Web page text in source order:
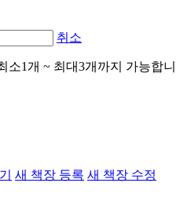
취소
소1개 ~ 최대3개까지 가능합니
새 책장 등록 새 책장 수정